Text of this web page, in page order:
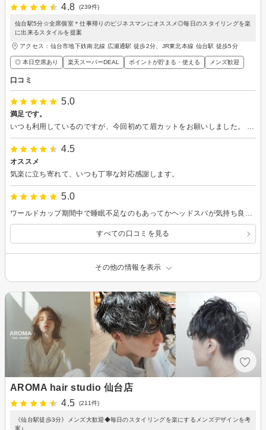
4.8
(239件)
仙台駅5分☆全席個室＊仕事帰りのビジネスマンにオススメ◎毎日のスタイリングを楽
に出来るスタイルを提案
アクセス：仙台市地下鉄南北線 広瀬通駅 徒歩2分、JR東北本線 仙台駅 徒歩5分
◎ 本日空席あり 楽天スーパーDEAL ポイントが貯まる・使える メンズ歓迎
口コミ
5.0
満足です。
いつも利用しているのですが、今回初めて眉カットをお願いしました。 当然ながら、自分で整えるよりも綺麗な仕上がりで大満足です。
4.5
オススメ
気楽に立ち寄れて、いつも丁寧な対応感謝します。
5.0
ワールドカップ期間中で睡眠不足なのもあってかヘッドスパが気持ち良すぎて寝落ちしそうになりました。またお願いします。
すべての口コミを見る
その他の情報を表示
AROMA hair studio 仙台店
4.5
(211件)
《仙台駅徒歩3分》メンズ大歓迎◆毎日のスタイリングを楽にするメンズデザインを考